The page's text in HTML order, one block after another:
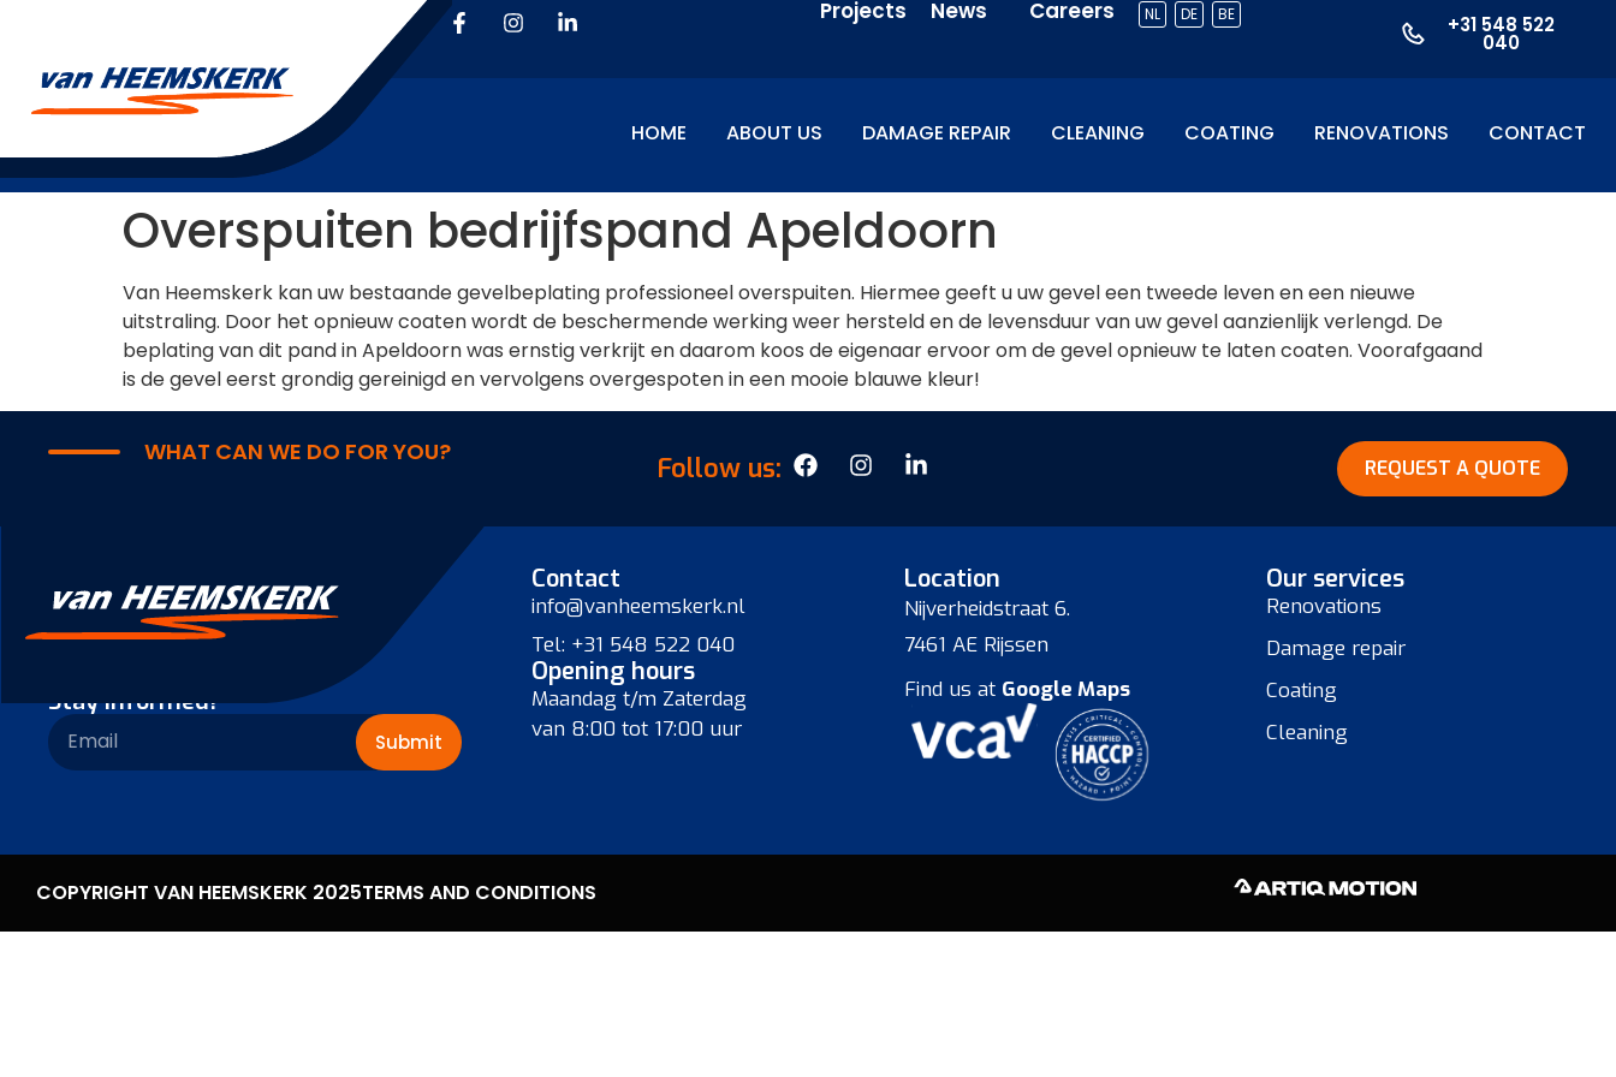
Projects News Careers NL DE BE +31 548 522
040
HOME ABOUT US DAMAGE REPAIR CLEANING COATING RENOVATIONS CONTACT
Overspuiten bedrijfspand Apeldoorn
Van Heemskerk kan uw bestaande gevelbeplating professioneel overspuiten. Hiermee geeft u uw gevel een tweede leven en een nieuwe
uitstraling. Door het opnieuw coaten wordt de beschermende werking weer hersteld en de levensduur van uw gevel aanzienlijk verlengd. De
beplating van dit pand in Apeldoorn was ernstig verkrijt en daarom koos de eigenaar ervoor om de gevel opnieuw te laten coaten. Voorafgaand
is de gevel eerst grondig gereinigd en vervolgens overgespoten in een mooie blauwe kleur!
WHAT CAN WE DO FOR YOU? Follow us: REQUEST A QUOTE
Stay informed!
Submit
Contact
info@vanheemskerk.nl
Tel: +31 548 522 040
Opening hours
Maandag t/m Zaterdag
van 8:00 tot 17:00 uur
Location
Nijverheidstraat 6.
7461 AE Rijssen
Find us at Google Maps
Our services
Renovations
Damage repair
Coating
Cleaning
COPYRIGHT VAN HEEMSKERK 2025TERMS AND CONDITIONS